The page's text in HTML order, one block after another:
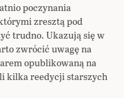
poczynania
zresztą pod
trudno. Ukazują się w
zwrócić uwagę na
opublikowaną na
kilka reedycji starszych